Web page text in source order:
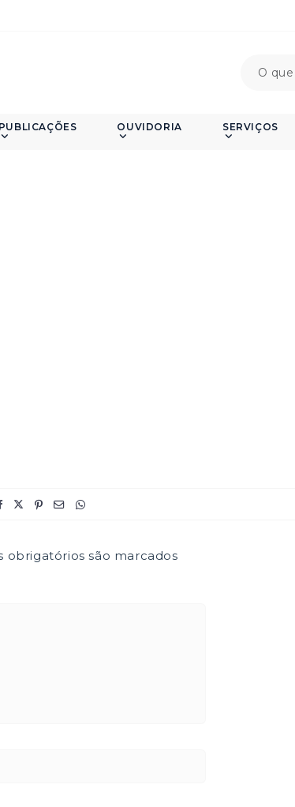
PUBLICAÇÕES OUVIDORIA SERVIÇOS
obrigatórios são marcados